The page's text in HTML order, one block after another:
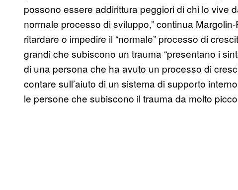
possono essere addirittura peggiori di chi lo vive
normale processo di sviluppo,” continua
ritardare o impedire il “normale” processo di
grandi che subiscono un trauma “presentano i
di una persona che ha avuto un processo di
contare sull’aiuto di un sistema di supporto
le persone che subiscono il trauma da molto